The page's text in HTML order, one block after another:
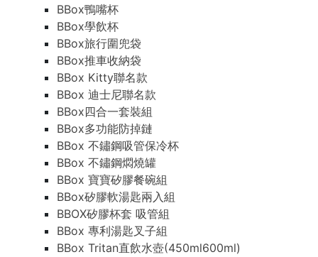
BBox鴨嘴杯
BBox學飲杯
BBox旅行圍兜袋
BBox推車收納袋
BBox Kitty聯名款
BBox 迪士尼聯名款
BBox四合一套裝組
BBox多功能防掉鏈
BBox 不鏽鋼吸管保冷杯
BBox 不鏽鋼燜燒罐
BBox 寶寶矽膠餐碗組
BBox矽膠軟湯匙兩入組
BBOX矽膠杯套 吸管組
BBox 專利湯匙叉子組
BBox Tritan直飲水壺(450ml600ml)